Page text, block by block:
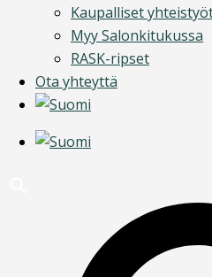
Kaupalliset
Myy Salonkitukussa
RASK-ripset
Ota yhteyttä